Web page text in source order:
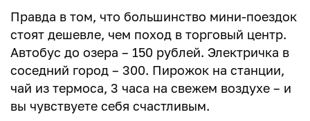
Правда в том, что большинство мини-поездок
стоят дешевле, чем поход в торговый центр.
Автобус до озера – 150 рублей. Электричка в
соседний город – 300. Пирожок на станции,
чай из термоса, 3 часа на свежем воздухе – и
вы чувствуете себя счастливым.